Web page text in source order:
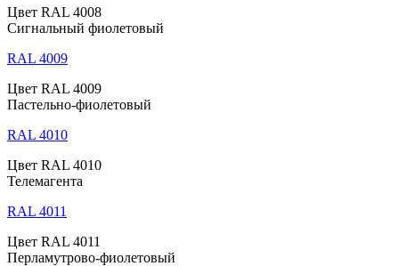
Цвет RAL 4008
Сигнальный фиолетовый
RAL 4009
Цвет RAL 4009
Пастельно-фиолетовый
RAL 4010
Цвет RAL 4010
Телемагента
RAL 4011
Цвет RAL 4011
Перламутрово-фиолетовый